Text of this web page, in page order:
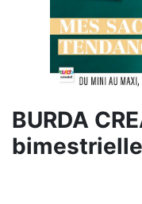
BURDA
bimestrielle